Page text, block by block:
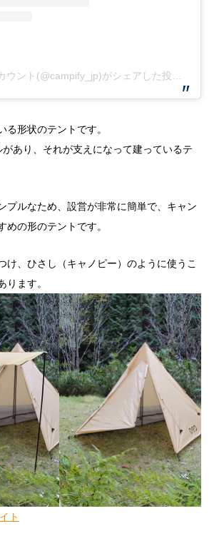
る形状のテントです。
あり、それが支えになって建っているテ
プルなため、設営が非常に簡単で、キャン
めの形のテントです。
け、ひさし（キャノピー）のように使うこ
ります。
ト